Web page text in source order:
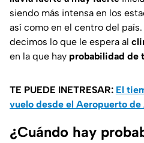
siendo más intensa en los
así como en el centro del
decimos lo que le espera al
en la que hay probabilidad de
TE PUEDE INETRESAR: El
vuelo desde el Aeropuerto
¿Cuándo hay